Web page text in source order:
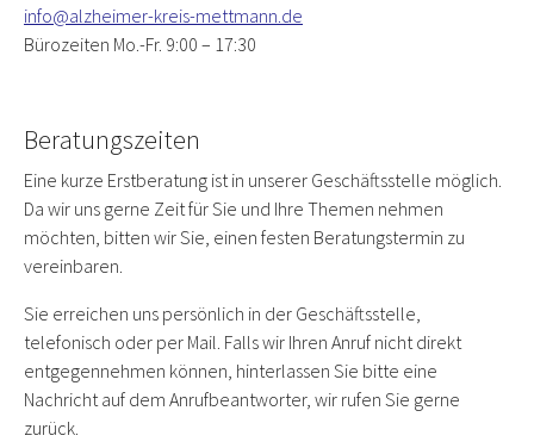
info@alzheimer-kreis-mettmann.de
Bürozeiten Mo.-Fr. 9:00 – 17:30
Beratungszeiten
Eine kurze Erstberatung ist in unserer Geschäftsstelle möglich.
Da wir uns gerne Zeit für Sie und Ihre Themen nehmen
möchten, bitten wir Sie, einen festen Beratungstermin zu
vereinbaren.
Sie erreichen uns persönlich in der Geschäftsstelle,
telefonisch oder per Mail. Falls wir Ihren Anruf nicht direkt
entgegennehmen können, hinterlassen Sie bitte eine
Nachricht auf dem Anrufbeantworter, wir rufen Sie gerne
zurück.